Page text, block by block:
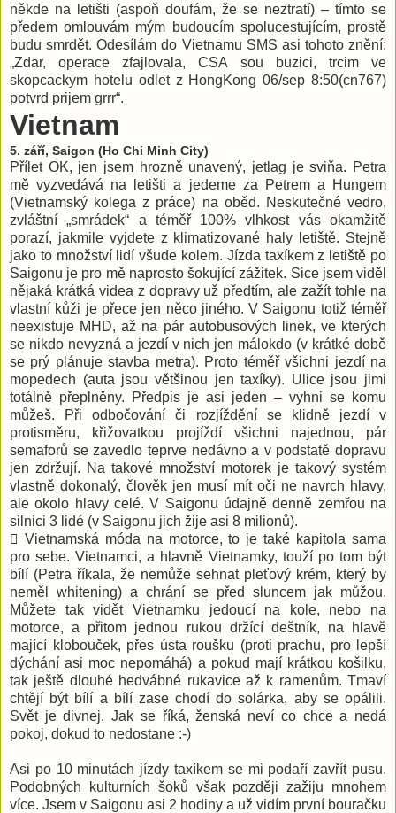
někde na letišti (aspoň doufám, že se neztratí) – tímto se
předem omlouvám mým budoucím spolucestujícím, prostě
budu smrdět. Odesílám do Vietnamu SMS asi tohoto znění:
„Zdar, operace zfajlovala, CSA sou buzici, trcim ve
skopcackym hotelu odlet z HongKong 06/sep 8:50(cn767)
potvrd prijem grrr“.
Vietnam
5. září, Saigon (Ho Chi Minh City)
Přílet OK, jen jsem hrozně unavený, jetlag je sviňa. Petra
mě vyzvedává na letišti a jedeme za Petrem a Hungem
(Vietnamský kolega z práce) na oběd. Neskutečné vedro,
zvláštní „smrádek“ a téměř 100% vlhkost vás okamžitě
porazí, jakmile vyjdete z klimatizované haly letiště. Stejně
jako to množství lidí všude kolem. Jízda taxíkem z letiště po
Saigonu je pro mě naprosto šokující zážitek. Sice jsem viděl
nějaká krátká videa z dopravy už předtím, ale zažít tohle na
vlastní kůži je přece jen něco jiného. V Saigonu totiž téměř
neexistuje MHD, až na pár autobusových linek, ve kterých
se nikdo nevyzná a jezdí v nich jen málokdo (v krátké době
se prý plánuje stavba metra). Proto téměř všichni jezdí na
mopedech (auta jsou většinou jen taxíky). Ulice jsou jimi
totálně přeplněny. Předpis je asi jeden – vyhni se komu
můžeš. Při odbočování či rozjíždění se klidně jezdí v
protisměru, křižovatkou projíždí všichni najednou, pár
semaforů se zavedlo teprve nedávno a v podstatě dopravu
jen zdržují. Na takové množství motorek je takový systém
vlastně dokonalý, člověk jen musí mít oči ne navrch hlavy,
ale okolo hlavy celé. V Saigonu údajně denně zemřou na
silnici 3 lidé (v Saigonu jich žije asi 8 milionů).
 Vietnamská móda na motorce, to je také kapitola sama
pro sebe. Vietnamci, a hlavně Vietnamky, touží po tom být
bílí (Petra říkala, že nemůže sehnat pleťový krém, který by
neměl whitening) a chrání se před sluncem jak můžou.
Můžete tak vidět Vietnamku jedoucí na kole, nebo na
motorce, a přitom jednou rukou držící deštník, na hlavě
mající klobouček, přes ústa roušku (proti prachu, pro lepší
dýchání asi moc nepomáhá) a pokud mají krátkou košilku,
tak ještě dlouhé hedvábné rukavice až k ramenům. Tmaví
chtějí být bílí a bílí zase chodí do solárka, aby se opálili.
Svět je divnej. Jak se říká, ženská neví co chce a nedá
pokoj, dokud to nedostane :-)
Asi po 10 minutách jízdy taxíkem se mi podaří zavřít pusu.
Podobných kulturních šoků však později zažiju mnohem
více. Jsem v Saigonu asi 2 hodiny a už vidím první bouračku